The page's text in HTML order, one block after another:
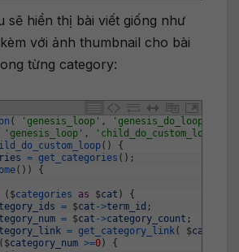
sẽ hiển thị bài viết giống như
với ảnh thumbnail cho bài
từng category:
( 'genesis_loop' , 'genesis_do_loop'
'genesis_loop' , 'child_do_custom_loop'
( )
{
= get_categories ( ) ;
( ) )
{
( $categories as $cat )
{
= $cat ->term_id ;
= $cat ->category_count ;
= get_category_link( $
( $category_num >=0 )
{